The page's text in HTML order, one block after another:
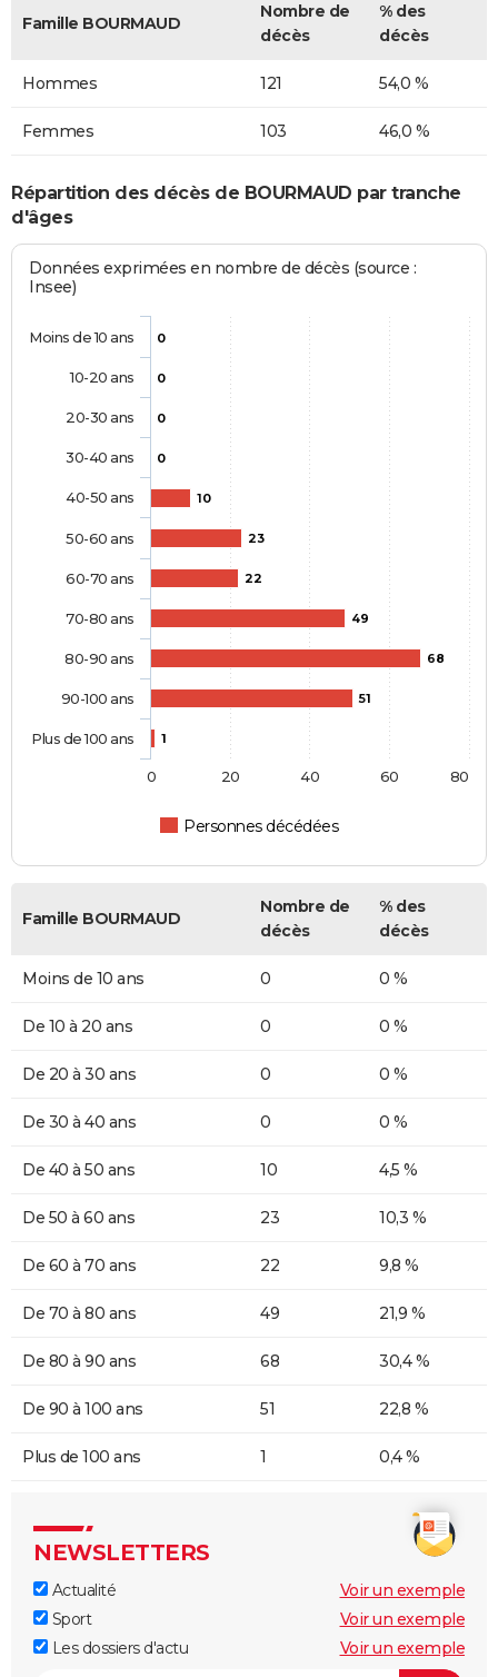
Famille BOURMAUD
Nombre de
décès
% des
décès
Hommes 121 54,0 %
Femmes 103 46,0 %
Répartition des décès de BOURMAUD par tranche
d'âges
Données exprimées en nombre de décès (source :
Insee)
0
0
0
0
10
23
22
49
68
51
1
Personnes décédées
Moins de 10 ans
10-20 ans
20-30 ans
30-40 ans
40-50 ans
50-60 ans
60-70 ans
70-80 ans
80-90 ans
90-100 ans
Plus de 100 ans
0 20 40 60 80
Famille BOURMAUD
Nombre de
décès
% des
décès
Moins de 10 ans 0 0 %
De 10 à 20 ans 0 0 %
De 20 à 30 ans 0 0 %
De 30 à 40 ans 0 0 %
De 40 à 50 ans 10 4,5 %
De 50 à 60 ans 23 10,3 %
De 60 à 70 ans 22 9,8 %
De 70 à 80 ans 49 21,9 %
De 80 à 90 ans 68 30,4 %
De 90 à 100 ans 51 22,8 %
Plus de 100 ans 1 0,4 %
NEWSLETTERS
Actualité
Voir un exemple
Sport
Voir un exemple
Les dossiers d'actu
Voir un exemple